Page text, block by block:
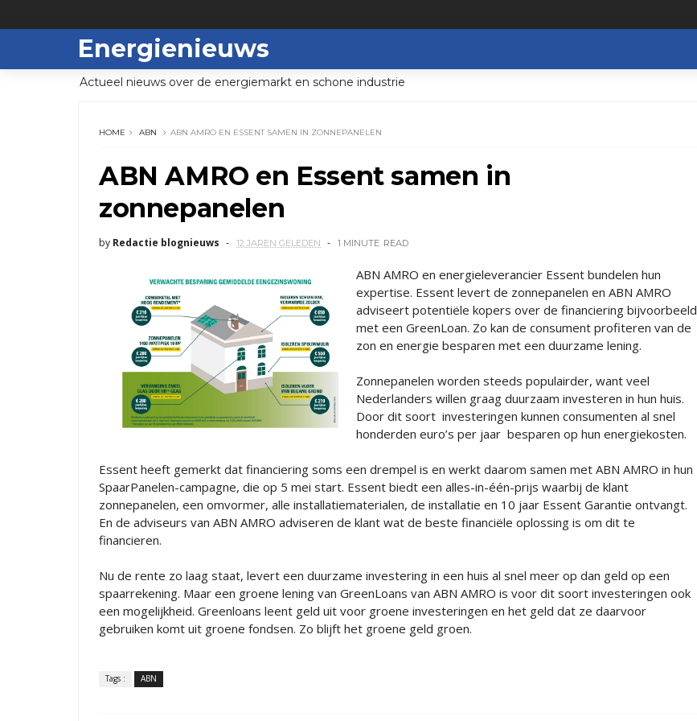
Energienieuws
Actueel nieuws over de energiemarkt en schone industrie
HOME ABN ABN AMRO EN ESSENT SAMEN IN ZONNEPANELEN
ABN AMRO en Essent samen in
zonnepanelen
by Redactie blognieuws 12 JAREN GELEDEN 1 MINUTE READ
ABN AMRO en energieleverancier Essent bundelen hun
expertise. Essent levert de zonnepanelen en ABN AMRO
adviseert potentiële kopers over de financiering bijvoorbeeld
met een GreenLoan. Zo kan de consument profiteren van de
zon en energie besparen met een duurzame lening.
Zonnepanelen worden steeds populairder, want veel
Nederlanders willen graag duurzaam investeren in hun huis.
Door dit soort investeringen kunnen consumenten al snel
honderden euro’s per jaar besparen op hun energiekosten.
Essent heeft gemerkt dat financiering soms een drempel is en werkt daarom samen met ABN AMRO in hun
SpaarPanelen-campagne, die op 5 mei start. Essent biedt een alles-in-één-prijs waarbij de klant
zonnepanelen, een omvormer, alle installatiematerialen, de installatie en 10 jaar Essent Garantie ontvangt.
En de adviseurs van ABN AMRO adviseren de klant wat de beste financiële oplossing is om dit te
financieren.
Nu de rente zo laag staat, levert een duurzame investering in een huis al snel meer op dan geld op een
spaarrekening. Maar een groene lening van GreenLoans van ABN AMRO is voor dit soort investeringen ook
een mogelijkheid. Greenloans leent geld uit voor groene investeringen en het geld dat ze daarvoor
gebruiken komt uit groene fondsen. Zo blijft het groene geld groen.
Tags : ABN